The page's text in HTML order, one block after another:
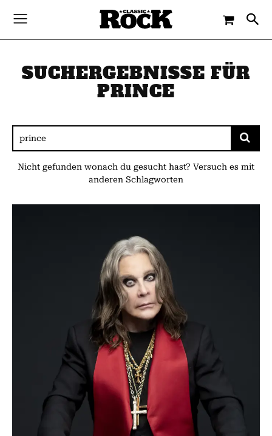
SUCHERGEBNISSE FÜR
PRINCE
Nicht gefunden wonach du gesucht hast? Versuch es mit
anderen Schlagworten